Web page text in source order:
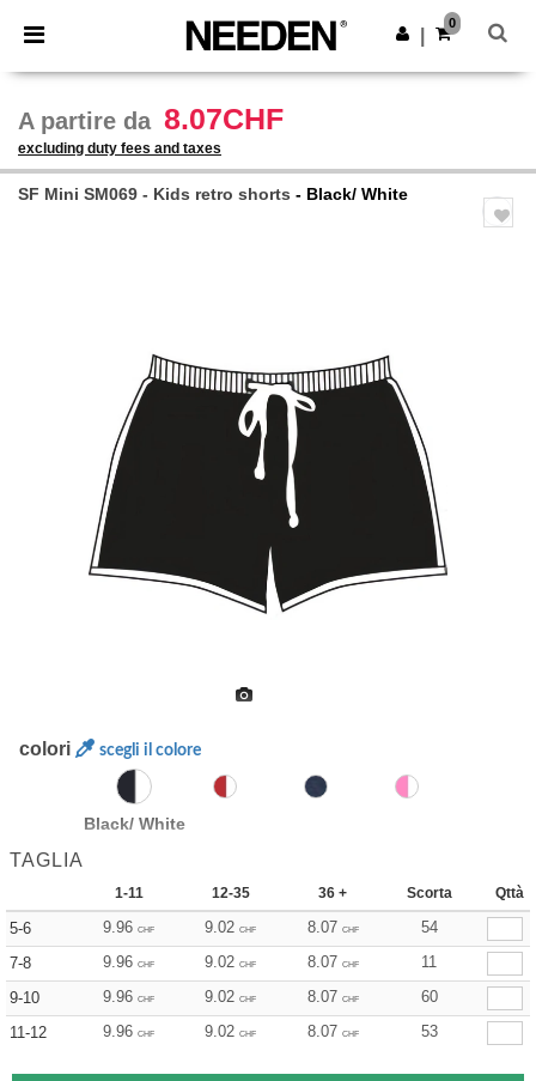
× App Needen
Prezzi migliori sull'app!
Scarica app
0
A partire da 8.07CHF
excluding duty fees and taxes
SF Mini SM069 - Kids retro shorts - Black/ White
colori scegli il colore
Black/ White
TAGLIA
1-11 12-35 36 + Scorta Qttà
5-6 9.96 CHF 9.02 CHF 8.07 CHF
54
7-8
9.96 CHF 9.02 CHF 8.07 CHF
11
9-10
9.96 CHF 9.02 CHF 8.07 CHF
60
11-12
9.96 CHF 9.02 CHF 8.07 CHF 53